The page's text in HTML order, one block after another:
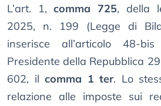
L’art. 1,comma 725, della
2025, n. 199 (Legge di
inserisce all’articolo 48-
Presidente della Repubblica
602, ilcomma 1 ter. Lo
relazione alle imposte sui